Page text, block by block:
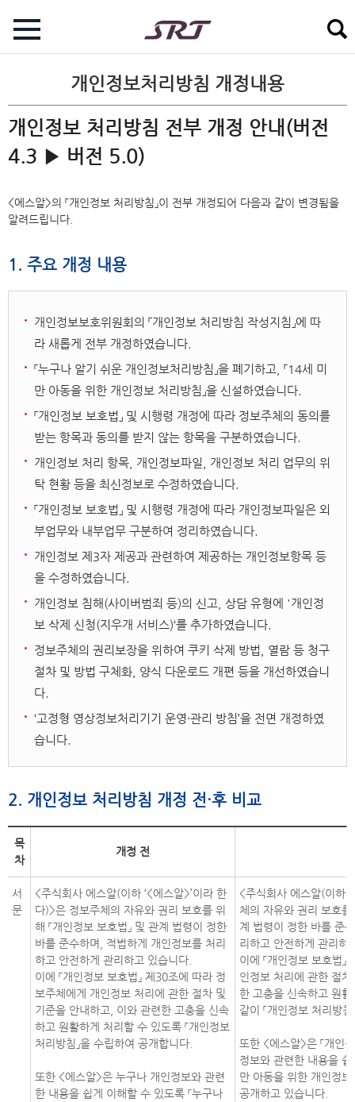
개인정보처리방침 개정내용
개인정보 처리방침 전부 개정 안내(버전
4.3 ▶ 버전 5.0)
<에스알>의 「개인정보 처리방침」이 전부 개정되어 다음과 같이 변경됨을
알려드립니다.
1. 주요 개정 내용
개인정보보호위원회의 「개인정보 처리방침 작성지침」에 따
라 새롭게 전부 개정하였습니다.
「누구나 알기 쉬운 개인정보처리방침」을 폐기하고, 「14세 미
만 아동을 위한 개인정보 처리방침」을 신설하였습니다.
「개인정보 보호법」 및 시행령 개정에 따라 정보주체의 동의를
받는 항목과 동의를 받지 않는 항목을 구분하였습니다.
개인정보 처리 항목, 개인정보파일, 개인정보 처리 업무의 위
탁 현황 등을 최신정보로 수정하였습니다.
「개인정보 보호법」 및 시행령 개정에 따라 개인정보파일은 외
부업무와 내부업무 구분하여 정리하였습니다.
개인정보 제3자 제공과 관련하여 제공하는 개인정보항목 등
을 수정하였습니다.
개인정보 침해(사이버범죄 등)의 신고, 상담 유형에 '개인정
보 삭제 신청(지우개 서비스)‘를 추가하였습니다.
정보주체의 권리보장을 위하여 쿠키 삭제 방법, 열람 등 청구
절차 및 방법 구체화, 양식 다운로드 개편 등을 개선하였습니
다.
‘고정형 영상정보처리기기 운영・관리 방침’을 전면 개정하였
습니다.
2. 개인정보 처리방침 개정 전·후 비교
목
차
개정 전
서
문
<주식회사 에스알(이하 ‘<에스알>’이라 한
다)>은 정보주체의 자유와 권리 보호를 위
해 「개인정보 보호법」 및 관계 법령이 정한
바를 준수하며, 적법하게 개인정보를 처리
하고 안전하게 관리하고 있습니다.
이에 「개인정보 보호법」 제30조에 따라 정
보주체에게 개인정보 처리에 관한 절차 및
기준을 안내하고, 이와 관련한 고충을 신속
하고 원활하게 처리할 수 있도록 「개인정보
처리방침」을 수립하여 공개합니다.
또한 <에스알>은 누구나 개인정보와 관련
한 내용을 쉽게 이해할 수 있도록 「누구나
<주식회사 에스알(이하
체의 자유와 권리 보호를
계 법령이 정한 바를 준
리하고 안전하게 관리하
이에 「개인정보 보호법
인정보 처리에 관한 절
한 고충을 신속하고 원
같이 「개인정보 처리방
또한 <에스알>은 「개인
정보와 관련한 내용을 쉽
만 아동을 위한 개인정보
공개하고 있습니다.